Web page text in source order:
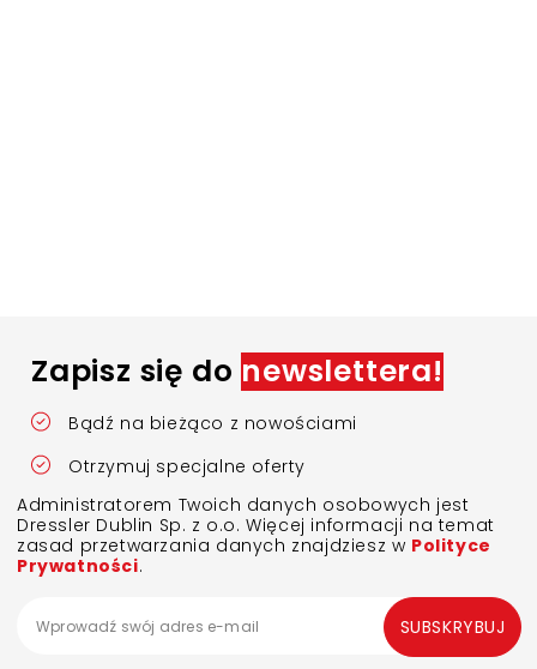
Zapisz się do newslettera!
Bądź na bieżąco z nowościami
Otrzymuj specjalne oferty
Administratorem Twoich danych osobowych jest
Dressler Dublin Sp. z o.o. Więcej informacji na temat
zasad przetwarzania danych znajdziesz w Polityce
Prywatności.
SUBSKRYBUJ